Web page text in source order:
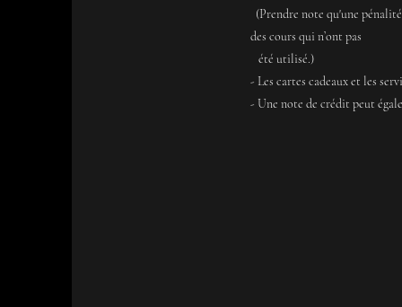
(Prendre note qu'une
des cours qui n’ont pas
été utilisé.)
- Les cartes cadeaux et les
- Une note de crédit peut